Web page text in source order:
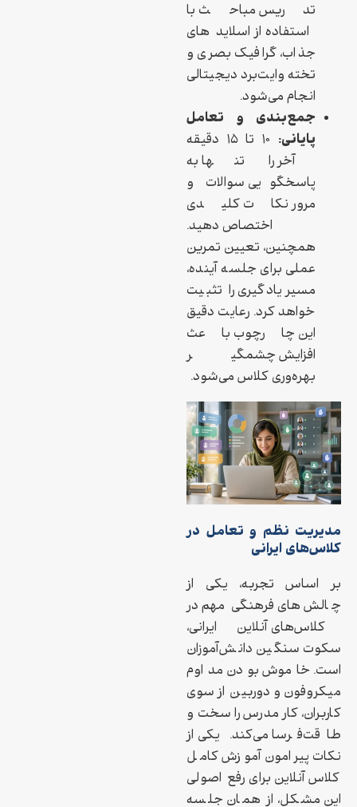
تدریس مباحث با
استفاده از اسلایدهای
جذاب، گرافیک بصری و
تخته وایت‌برد دیجیتالی
انجام می‌شود.
جمع‌بندی و تعامل
پایانی:
۱۰ تا ۱۵ دقیقه
آخر را تنها به
پاسخگویی سوالات و
مرور نکات کلیدی
اختصاص دهید.
همچنین، تعیین تمرین
عملی برای جلسه آینده،
مسیر یادگیری را تثبیت
خواهد کرد. رعایت دقیق
این چارچوب باعث
افزایش چشمگیر
بهره‌وری کلاس می‌شود.
مدیریت نظم و تعامل در
کلاس‌های ایرانی
بر اساس تجربه، یکی از
چالش‌های فرهنگی مهم در
کلاس‌های آنلاین ایرانی،
سکوت سنگین دانش‌آموزان
است. خاموش بودن مداوم
میکروفون و دوربین از سوی
کاربران، کار مدرس را سخت و
طاقت‌فرسا می‌کند. یکی از
نکات پیرامون آموزش کامل
کلاس آنلاین برای رفع اصولی
این مشکل، از همان جلسه